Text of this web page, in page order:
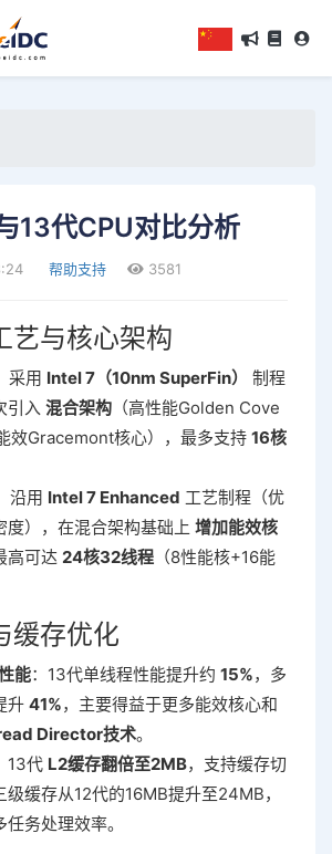
13代CPU对比分析
帮助支持 3581
艺与核心架构
采用 Intel 7（10nm SuperFin）
‌ 制程
引入 混合架构 ‌（高性能Golden Cove
效Gracemont核心），最多支持 16核
沿用 Intel 7 Enhanced ‌ 工艺制程（优
度），在混合架构基础上 增加能效核
高可达 24核32线程 ‌（8性能核+16能
缓存优化
能‌：13代单线程性能提升约 ‌ 15%‌，多
升 41%‌，主要得益于更多能效核心和 ‌
Director技术‌‌。
13代 L2缓存翻倍至2MB‌，支持缓存切
级缓存从12代的16MB提升至24MB，
务处理效率‌。